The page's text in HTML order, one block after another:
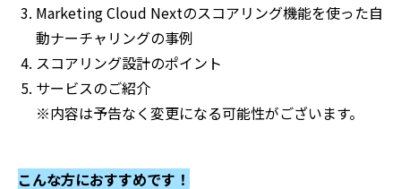
Marketing Cloud Nextのスコアリング機能を使った自
動ナーチャリングの事例
スコアリング設計のポイント
サービスのご紹介
※内容は予告なく変更になる可能性がございます。
こんな方におすすめです！